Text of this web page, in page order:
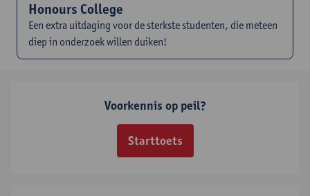
Honours College
Een extra uitdaging voor de sterkste studenten, die meteen
diep in onderzoek willen duiken!
Voorkennis op peil?
Starttoets